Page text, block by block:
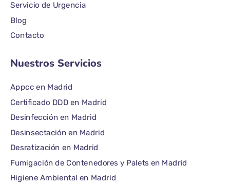
Servicio de Urgencia
Blog
Contacto
Nuestros Servicios
Appcc en Madrid
Certificado DDD en Madrid
Desinfección en Madrid
Desinsectación en Madrid
Desratización en Madrid
Fumigación de Contenedores y Palets en Madrid
Higiene Ambiental en Madrid